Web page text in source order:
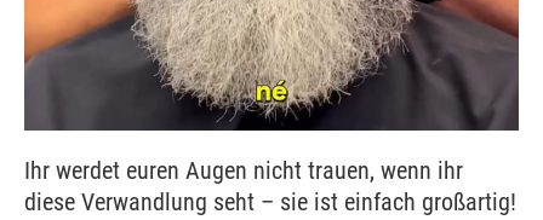
Ihr werdet euren Augen nicht trauen, wenn ihr
diese Verwandlung seht – sie ist einfach großartig!